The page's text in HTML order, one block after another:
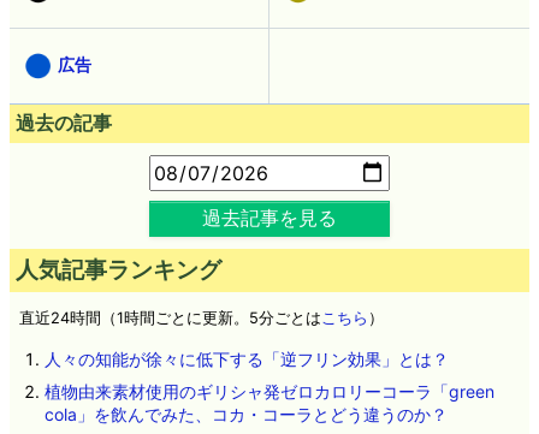
広告
過去の記事
過去記事を見る
人気記事ランキング
直近24時間（1時間ごとに更新。5分ごとは こちら ）
人々の知能が徐々に低下する「逆フリン効果」とは？
植物由来素材使用のギリシャ発ゼロカロリーコーラ「green
cola」を飲んでみた、コカ・コーラとどう違うのか？